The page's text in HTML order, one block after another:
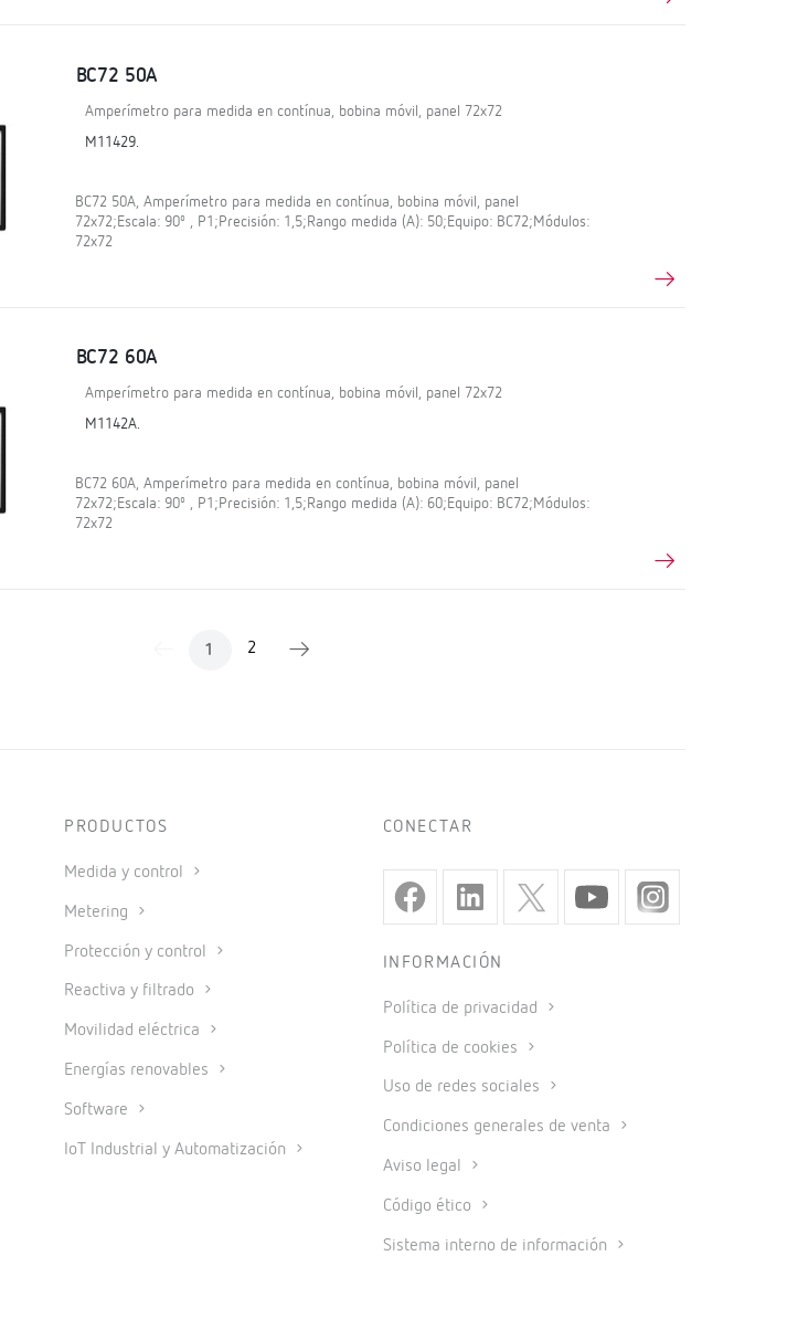
BC72 50A
Amperímetro para medida en contínua, bobina móvil, panel 72x72
M11429.
BC72 50A, Amperímetro para medida en contínua, bobina móvil, panel
72x72;Escala: 90º , P1;Precisión: 1,5;Rango medida (A): 50;Equipo: BC72;Módulos:
72x72
BC72 60A
Amperímetro para medida en contínua, bobina móvil, panel 72x72
M1142A.
BC72 60A, Amperímetro para medida en contínua, bobina móvil, panel
72x72;Escala: 90º , P1;Precisión: 1,5;Rango medida (A): 60;Equipo: BC72;Módulos:
72x72
1 2
PRODUCTOS
Medida y control
Metering
Protección y control
Reactiva y filtrado
Movilidad eléctrica
Energías renovables
Software
IoT Industrial y Automatización
CONECTAR
INFORMACIÓN
Política de privacidad
Política de cookies
Uso de redes sociales
Condiciones generales de venta
Aviso legal
Código ético
Sistema interno de información